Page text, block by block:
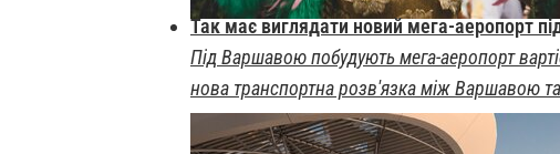
Так має виглядати новий мега-аеропорт
Під Варшавою побудують мега-аеропорт
нова транспортна розв'язка між Варшавою